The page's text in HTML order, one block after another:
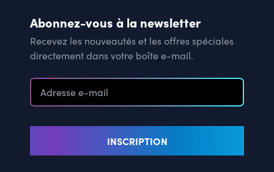
Abonnez-vous à la newsletter
Recevez les nouveautés et les offres spéciales
directement dans votre boîte e-mail.
INSCRIPTION